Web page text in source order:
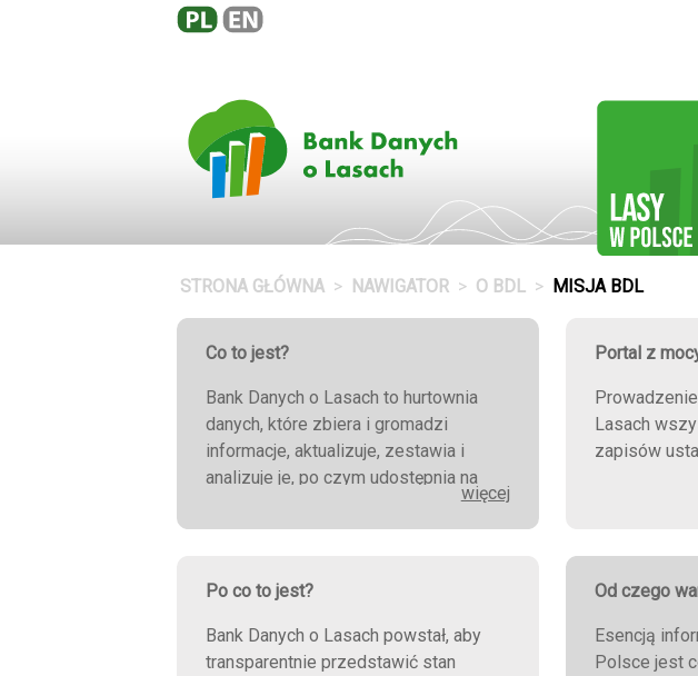
STRONA GŁÓWNA NAWIGATOR O BDL MISJA BDL
Co to jest?
Bank Danych o Lasach to hurtownia
danych, które zbiera i gromadzi
informacje, aktualizuje, zestawia i
analizuje je, po czym udostępnia na
więcej
Portal z
Lasach
zapisów
Po co to jest?
Bank Danych o Lasach powstał, aby
transparentnie przedstawić stan
Od czego
Esencją
Polsce jest